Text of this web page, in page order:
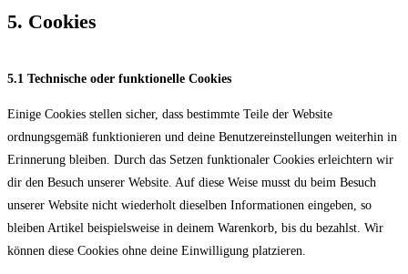
5. Cookies
5.1 Technische oder funktionelle Cookies
Einige Cookies stellen sicher, dass bestimmte Teile der Website
ordnungsgemäß funktionieren und deine Benutzereinstellungen weiterhin in
Erinnerung bleiben. Durch das Setzen funktionaler Cookies erleichtern wir
dir den Besuch unserer Website. Auf diese Weise musst du beim Besuch
unserer Website nicht wiederholt dieselben Informationen eingeben, so
bleiben Artikel beispielsweise in deinem Warenkorb, bis du bezahlst. Wir
können diese Cookies ohne deine Einwilligung platzieren.